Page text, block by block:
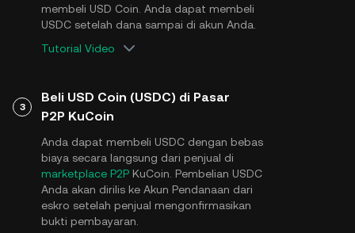
membeli USD Coin. Anda dapat membeli
USDC setelah dana sampai di akun Anda.
Tutorial Video
3
Beli USD Coin (USDC) di Pasar
P2P KuCoin
Anda dapat membeli USDC dengan bebas
biaya secara langsung dari penjual di
marketplace P2P KuCoin. Pembelian USDC
Anda akan dirilis ke Akun Pendanaan dari
eskro setelah penjual mengonfirmasikan
bukti pembayaran.